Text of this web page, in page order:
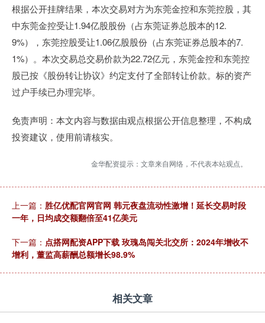
根据公开挂牌结果，本次交易对方为东莞金控和东莞控股，其
中东莞金控受让1.94亿股股份（占东莞证券总股本的12.
9%），东莞控股受让1.06亿股股份（占东莞证券总股本的7.
1%）。本次交易总交易价款为22.72亿元，东莞金控和东莞控
股已按《股份转让协议》约定支付了全部转让价款。标的资产
过户手续已办理完毕。
免责声明：本文内容与数据由观点根据公开信息整理，不构成
投资建议，使用前请核实。
金华配资提示：文章来自网络，不代表本站观点。
上一篇： 胜亿优配官网官网 韩元夜盘流动性激增！延长交易时段
一年，日均成交额翻倍至41亿美元
下一篇： 点搭网配资APP下载 玫瑰岛闯关北交所：2024年增收不
增利，董监高薪酬总额增长98.9%
相关文章